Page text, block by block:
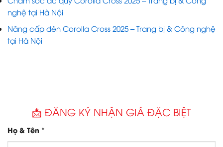
nghệ tại Hà Nội
Nâng cấp đèn Corolla Cross 2025 – Trang bị & Công nghệ
tại Hà Nội
📩 ĐĂNG KÝ NHẬN GIÁ ĐẶC BIỆT
Họ & Tên *